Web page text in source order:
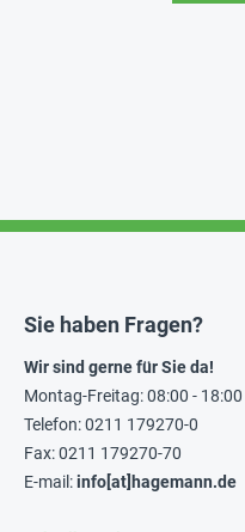
Sie haben Fragen?
Wir sind gerne für Sie da!
Montag-Freitag: 08:00 - 18:00
Telefon: 0211 179270-0
Fax: 0211 179270-70
E-mail:info[at]hagemann.de